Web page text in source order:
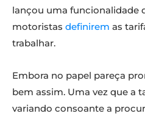
lançou uma funcionalidade
motoristas definirem as
trabalhar.
Embora no papel pareça
bem assim. Uma vez que a
variando consoante a